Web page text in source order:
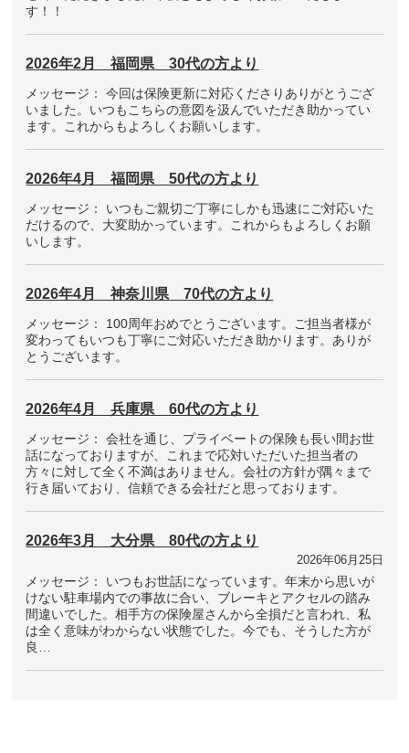
す！！
2026年2月 福岡県 30代の方より
メッセージ： 今回は保険更新に対応くださりありがとうござ
いました。いつもこちらの意図を汲んでいただき助かってい
ます。これからもよろしくお願いします。
2026年4月 福岡県 50代の方より
メッセージ： いつもご親切ご丁寧にしかも迅速にご対応いた
だけるので、大変助かっています。これからもよろしくお願
いします。
2026年4月 神奈川県 70代の方より
メッセージ： 100周年おめでとうございます。ご担当者様が
変わってもいつも丁寧にご対応いただき助かります。ありが
とうございます。
2026年4月 兵庫県 60代の方より
メッセージ： 会社を通じ、プライベートの保険も長い間お世
話になっておりますが、これまで応対いただいた担当者の
方々に対して全く不満はありません。会社の方針が隅々まで
行き届いており、信頼できる会社だと思っております。
2026年3月 大分県 80代の方より
2026年06月25日
メッセージ： いつもお世話になっています。年末から思いが
けない駐車場内での事故に合い、ブレーキとアクセルの踏み
間違いでした。相手方の保険屋さんから全損だと言われ、私
は全く意味がわからない状態でした。今でも、そうした方が
良…